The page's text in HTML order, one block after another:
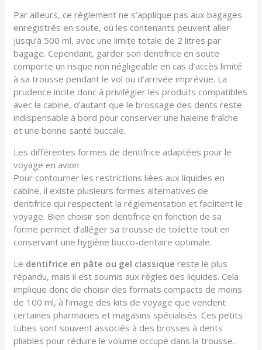
Par ailleurs, ce règlement ne s’applique pas aux bagages
enregistrés en soute, où les contenants peuvent aller
jusqu’à 500 ml, avec une limite totale de 2 litres par
bagage. Cependant, garder son dentifrice en soute
comporte un risque non négligeable en cas d’accès limité
à sa trousse pendant le vol ou d’arrivée imprévue. La
prudence incite donc à privilégier les produits compatibles
avec la cabine, d’autant que le brossage des dents reste
indispensable à bord pour conserver une haleine fraîche
et une bonne santé buccale.
Les différentes formes de dentifrice adaptées pour le
voyage en avion
Pour contourner les restrictions liées aux liquides en
cabine, il existe plusieurs formes alternatives de
dentifrice qui respectent la réglementation et facilitent le
voyage. Bien choisir son dentifrice en fonction de sa
forme permet d’alléger sa trousse de toilette tout en
conservant une hygiène bucco-dentaire optimale.
Le dentifrice en pâte ou gel classique reste le plus
répandu, mais il est soumis aux règles des liquides. Cela
implique donc de choisir des formats compacts de moins
de 100 ml, à l’image des kits de voyage que vendent
certaines pharmacies et magasins spécialisés. Ces petits
tubes sont souvent associés à des brosses à dents
pliables pour réduire le volume occupé dans la trousse.